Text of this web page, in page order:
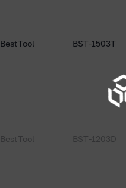
BestTool BST-1503T
BestTool BST-1203D